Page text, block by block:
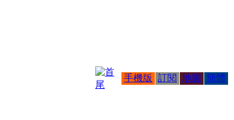
手機版 訂閱 地圖 簡體